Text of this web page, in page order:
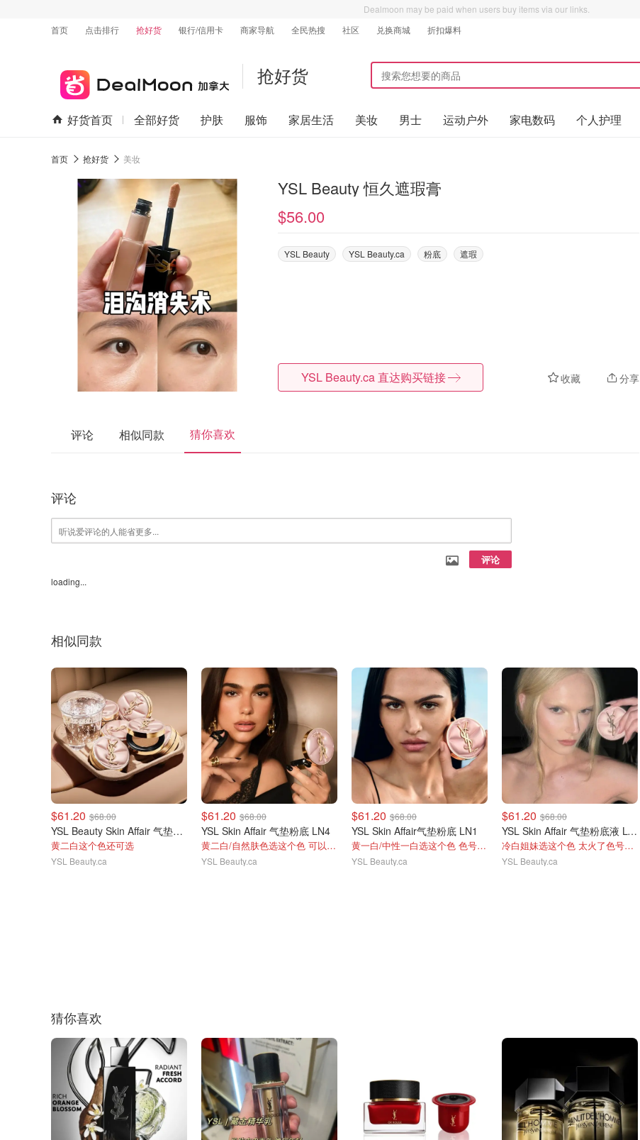
Dealmoon may be paid when users buy items via our links.
首页
点击排行 抢好货 银行/信用卡 商家导航 全民热搜 社区 兑换商城 折扣爆料
抢好货
好货首页 全部好货 护肤 服饰 家居生活 美妆 男士 运动户外 家电数码 个人护理
首页 抢好货 美妆
YSL Beauty 恒久遮瑕膏
$56.00
YSL Beauty YSL Beauty.ca 粉底 遮瑕
收藏 分享
YSL Beauty.ca 直达购买链接
评论 相似同款 猜你喜欢
评论
评论
loading...
相似同款
$61.20 $68.00
YSL Beauty Skin Affair 气垫粉底 LN5
黄二白这个色还可选
YSL Beauty.ca
$61.20 $68.00
YSL Skin Affair 气垫粉底 LN4
黄二白/自然肤色选这个色 可以看看其他色号
YSL Beauty.ca
$61.20 $68.00
YSL Skin Affair气垫粉底 LN1
黄一白/中性一白选这个色 色号暂时缺货
YSL Beauty.ca
$61.20 $68.00
YSL Skin Affair 气垫粉底液 LC1
冷白姐妹选这个色 太火了色号缺货了
YSL Beauty.ca
猜你喜欢